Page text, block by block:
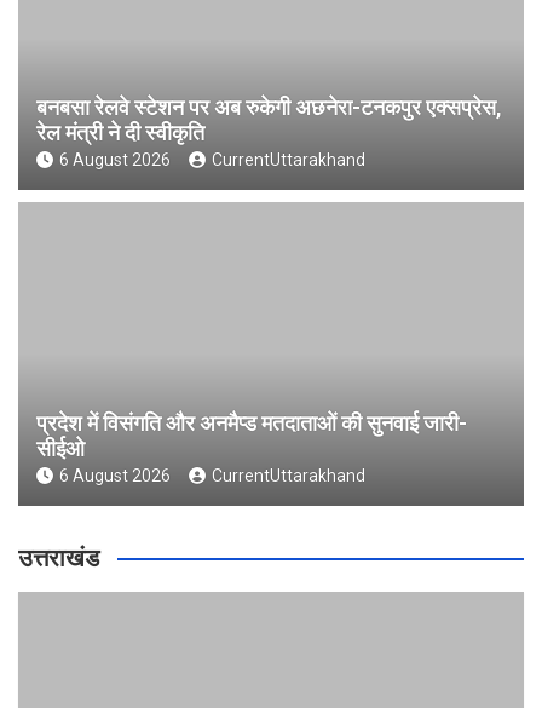
बनबसा रेलवे स्टेशन पर अब रुकेगी अछनेरा-टनकपुर एक्सप्रेस,
रेल मंत्री ने दी स्वीकृति
6 August 2026 CurrentUttarakhand
प्रदेश में विसंगति और अनमैप्ड मतदाताओं की सुनवाई जारी-
सीईओ
6 August 2026 CurrentUttarakhand
उत्तराखंड